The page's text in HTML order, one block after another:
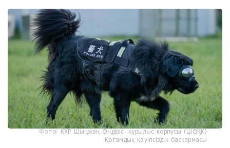
Фото: ҚХР Шыңжаң Өндіріс-құрылыс корпусы (ШӨҚК)
Қоғамдық қауіпсіздік басқармасы